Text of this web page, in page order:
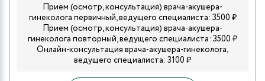
Прием (осмотр, консультация) врача-акушера-
гинеколога первичный, ведущего специалиста: 3500 ₽
Прием (осмотр, консультация) врача-акушера-
гинеколога повторный, ведущего специалиста: 3500 ₽
Онлайн-консультация врача-акушера-гинеколога,
ведущего специалиста: 3100 ₽